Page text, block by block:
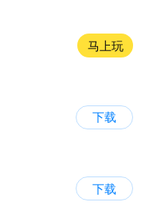
马上玩
下载
下载